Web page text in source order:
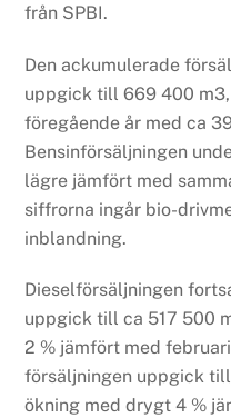
från SPBI.
Den ackumulerade
uppgick till 669 400
föregående år med ca
Bensinförsäljningen
lägre jämfört med
siffrorna ingår bio-
inblandning.
Dieselförsäljningen
uppgick till ca 517 500
2 % jämfört med
försäljningen uppgick
ökning med drygt 4 %